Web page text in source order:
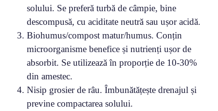
solului. Se preferă turbă de câmpie, bine
descompusă, cu aciditate neutră sau ușor acidă.
Biohumus/compost matur/humus. Conțin
microorganisme benefice și nutrienți ușor de
absorbit. Se utilizează în proporție de 10-30%
din amestec.
Nisip grosier de râu. Îmbunătățește drenajul și
previne compactarea solului.